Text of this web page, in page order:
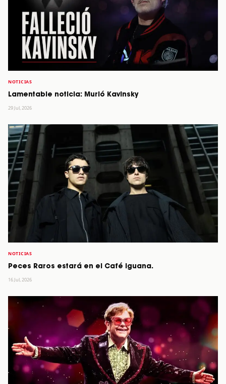
NOTICIAS
Lamentable noticia: Murió Kavinsky
29 Jul, 2026
NOTICIAS
Peces Raros estará en el Café Iguana.
16 Jul, 2026